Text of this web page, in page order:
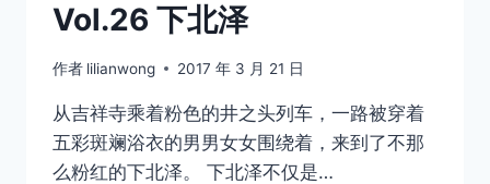
Vol.26 下北泽
作者 lilianwong 2017 年 3 月 21 日
从吉祥寺乘着粉色的井之头列车，一路被穿着
五彩斑斓浴衣的男男女女围绕着，来到了不那
么粉红的下北泽。 下北泽不仅是…